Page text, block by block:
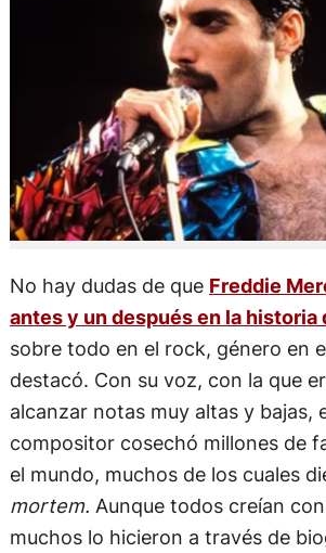
No hay dudas de que Freddie
antes y un después en la historia
sobre todo en el rock, género en
destacó. Con su voz, con la que
alcanzar notas muy altas y bajas,
compositor cosechó millones de
el mundo, muchos de los cuales
mortem. Aunque todos creían
muchos lo hicieron a través de